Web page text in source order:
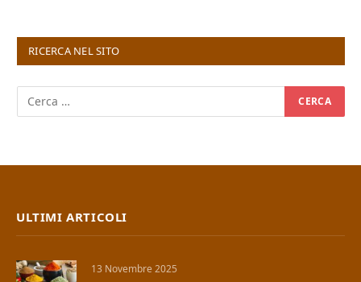
RICERCA NEL SITO
ULTIMI ARTICOLI
13 Novembre 2025